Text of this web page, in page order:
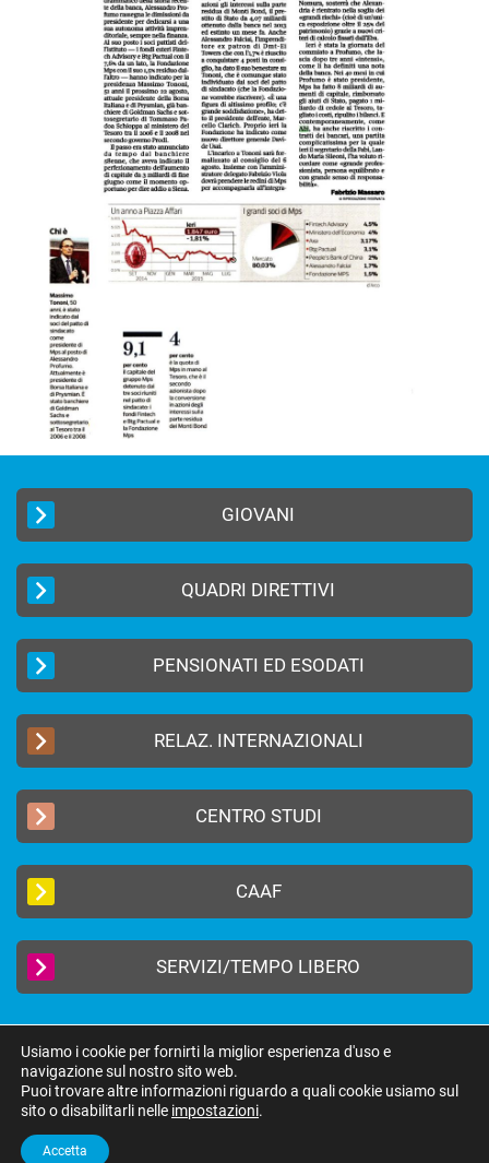
GIOVANI
QUADRI DIRETTIVI
PENSIONATI ED ESODATI
RELAZ. INTERNAZIONALI
CENTRO STUDI
CAAF
SERVIZI/TEMPO LIBERO
2019 © FEDERAZIONE AUTONOMA BANCARI ITALIANI –Privacy Policy|
Cookie Policy
8552275
Usiamo i cookie per fornirti la miglior esperienza d'uso e
navigazione sul nostro sito web.
Puoi trovare altre informazioni riguardo a quali cookie usiamo sul
sito o disabilitarli nelle impostazioni.
Accetta